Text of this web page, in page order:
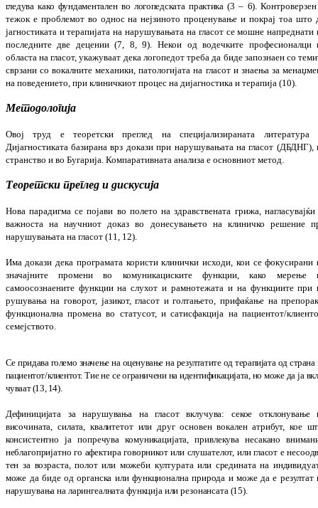
гледува како фунда­ментален во ло­го­пед­ска­та практика (3 – 6).
тежок е проблемот во однос на нејзиното проценување и покрај тоа што
јагностиката и терапијата на нару­шу­­вањата на гласот се мошне напреднати
последните две децении (7, 8, 9). Некои од водечките професионалци
областа на гла­сот, укажуваат дека логопедот треба да биде запо­знаен со
сврзани со вокалните меха­ники, патологијата на гласот и знаења за менаџ
на поведението, при клиничкиот процес на дијагностика и терапија (10).
Методологија
Овој труд е теоретски преглед на специ­ја­ли­зи­раната литература
Дијагностиката бази­рана врз докази при нарушувањата на гласот (ДБДНГ),
странство и во Бугарија. Ком­па­­ративната анализа е основниот метод.
Теоретски преглед и дискусија
Нова парадигма се појави во полето на здрав­ствената грижа, нагласувајќи
важ­носта на научниот доказ во донесу­вањето на клиничко решение
нарушу­вањата на гласот (11, 12).
Има докази дека програмата користи клинички исходи, кои се фокусирани
зна­ча­јните промени во комуникациските фун­к­ции, како мерење
самоосознаените функ­ции на слухот и рамнотежата и на функ­циите при
рушувања на говорот, јази­кот, гла­сот и голтањето, прифаќање на
функционална промена во ста­тусот, и сати­­сфакција на пациен­тот/
семе­ј­ството.
Се придава големо значење на оце­ну­ва­­­ње на резултатите од тера­пи­јата од страна
пациентот/клиентот. Тие не се ограничени на иденти­фика­ци­­­јата, но може да ја
чуваат(13, 14).
Дефиницијата за нарушувања на гласот вклу­чува: секое отклонување
височината, сила­та, квалитетот или друг основен вокален атри­бут, кое
консистентно ја попречува кому­­никацијата, привлекува несакано
неблагопријатно го афектира говор­ни­­кот или слушателот, или гласот е
тен за возраста, полот или можеби културата или средината на
може да биде од органска или функционална природа и може да е резултат
нару­шу­вања на лари­нгеалната функција или резонансата (15).